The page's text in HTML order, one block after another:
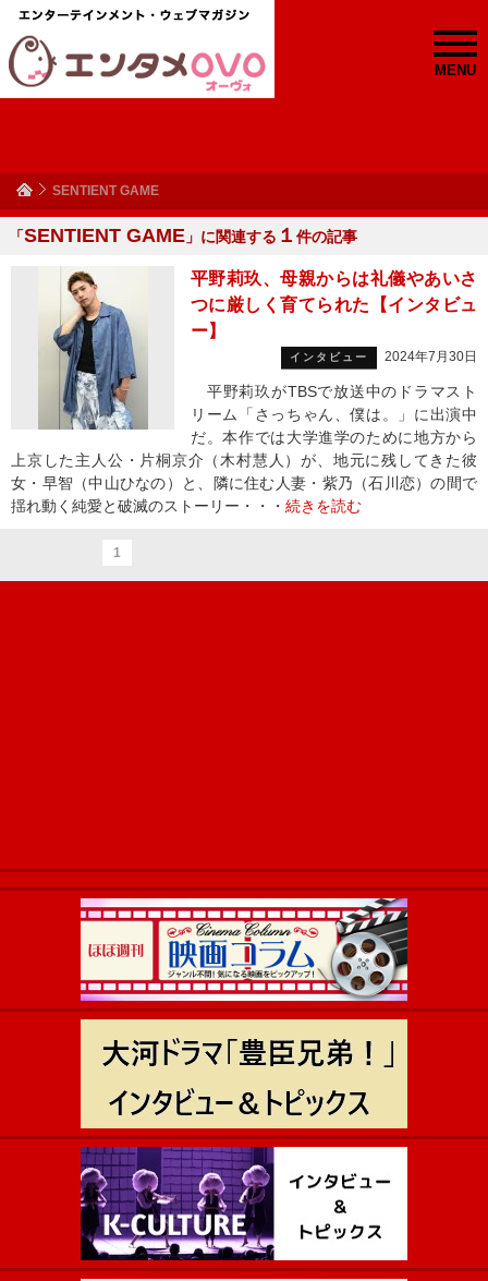
MENU
SENTIENT GAME
「SENTIENT GAME 」に関連する １ 件の記事
平野莉玖、母親からは礼儀やあいさ
つに厳しく育てられた【インタビュ
ー】
インタビュー 2024年7月30日
平野莉玖がTBSで放送中のドラマスト
リーム「さっちゃん、僕は。」に出演中
だ。本作では大学進学のために地方から
上京した主人公・片桐京介（木村慧人）が、地元に残してきた彼
女・早智（中山ひなの）と、隣に住む人妻・紫乃（石川恋）の間で
揺れ動く純愛と破滅のストーリー・・・ 続きを読む
1